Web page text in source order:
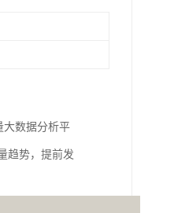
大数据分析平
趋势，提前发